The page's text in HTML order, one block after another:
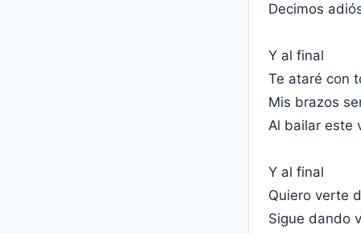
Decimos
Y al final
Te ataré con
Mis brazos
Al bailar este
Y al final
Quiero verte
Sigue dando